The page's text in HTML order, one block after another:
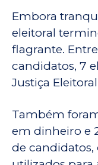
Embora
eleitoral
flagrante.
candidatos, 7
Justiça
Também
em dinheiro e
de candidatos,